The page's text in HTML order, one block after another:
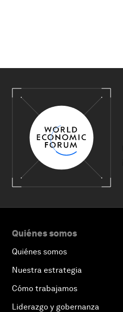
Quiénes somos
Quiénes somos
Nuestra estrategia
Cómo trabajamos
Liderazgo y gobernanza